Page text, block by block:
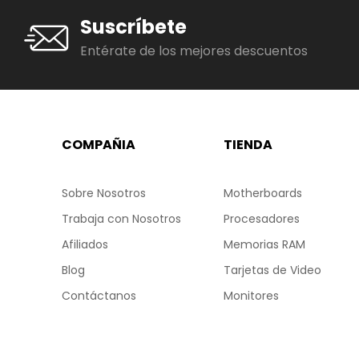
Suscríbete
Entérate de los mejores descuentos
COMPAÑIA
Sobre Nosotros
Trabaja con Nosotros
Afiliados
Blog
Contáctanos
TIENDA
Motherboards
Procesadores
Memorias RAM
Tarjetas de Video
Monitores